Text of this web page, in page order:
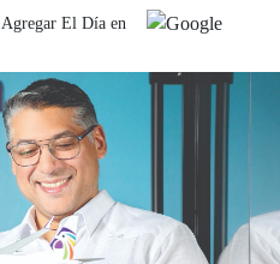
Agregar El Día en